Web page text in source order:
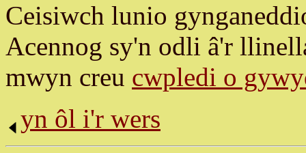
Ceisiwch lunio
Acennog sy'n odli â'r
mwyn creu cwpledi o
yn ôl i'r wers